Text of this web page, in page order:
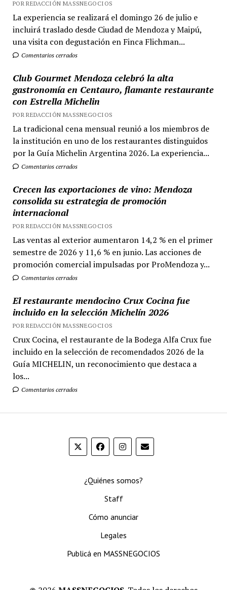
POR REDACCIÓN MASSNEGOCIOS
La experiencia se realizará el domingo 26 de julio e
incluirá traslado desde Ciudad de Mendoza y Maipú,
una visita con degustación en Finca Flichman...
Comentarios cerrados
Club Gourmet Mendoza celebró la alta
gastronomía en Centauro, flamante restaurante
con Estrella Michelin
POR REDACCIÓN MASSNEGOCIOS
La tradicional cena mensual reunió a los miembros de
la institución en uno de los restaurantes distinguidos
por la Guía Michelin Argentina 2026. La experiencia...
Comentarios cerrados
Crecen las exportaciones de vino: Mendoza
consolida su estrategia de promoción
internacional
POR REDACCIÓN MASSNEGOCIOS
Las ventas al exterior aumentaron 14,2 % en el primer
semestre de 2026 y 11,6 % en junio. Las acciones de
promoción comercial impulsadas por ProMendoza y...
Comentarios cerrados
El restaurante mendocino Crux Cocina fue
incluido en la selección Michelín 2026
POR REDACCIÓN MASSNEGOCIOS
Crux Cocina, el restaurante de la Bodega Alfa Crux fue
incluido en la selección de recomendados 2026 de la
Guía MICHELIN, un reconocimiento que destaca a
los...
Comentarios cerrados
¿Quiénes somos?
Staff
Cómo anunciar
Legales
Publicá en MASSNEGOCIOS